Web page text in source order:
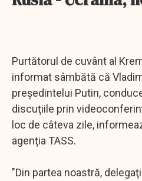
Purtătorul de cuvânt al
informat sâmbătă că
preşedintelui Putin,
discuţiile prin
loc de câteva zile,
agenţia TASS.
"Din partea noastră,